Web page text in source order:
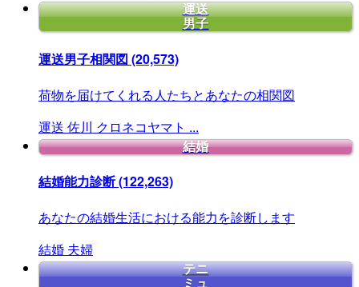
運送
男子
運送男子相関図 (20,573)
荷物を届けてくれる人たちとあなたの相関図
運送 佐川 クロネコヤマト ...
結婚
結婚能力診断(122,263)
あなたの結婚生活における能力を診断します
結婚 夫婦
テニ
ミュ